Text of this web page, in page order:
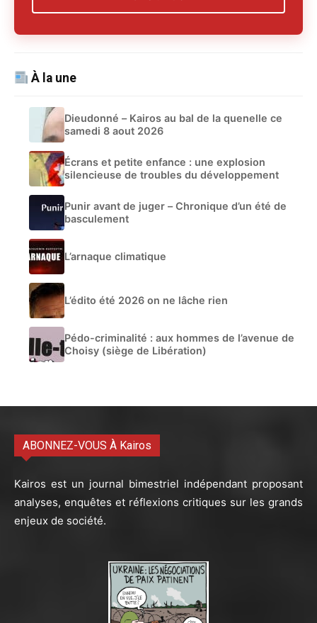
À la une
Dieudonné – Kairos au bal de la quenelle ce
samedi 8 aout 2026
Écrans et petite enfance : une explosion
silencieuse de troubles du développement
Punir avant de juger – Chronique d’un été de
basculement
L’arnaque climatique
L’édito été 2026 on ne lâche rien
Pédo-criminalité : aux hommes de l’avenue de
Choisy (siège de Libération)
ABONNEZ-VOUS À Kairos
Kairos est un journal bimestriel indépendant proposant
analyses, enquêtes et réflexions critiques sur les grands
enjeux de société.